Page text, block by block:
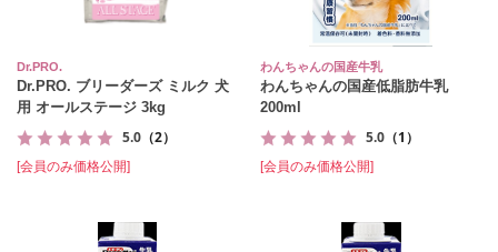
Dr.PRO.
Dr.PRO. ブリーダーズ ミルク 犬
用 オールステージ 3kg
5.0 （2）
[会員のみ価格公開]
わんちゃんの国産牛乳
わんちゃんの国産低脂肪牛乳
200ml
5.0 （1）
[会員のみ価格公開]